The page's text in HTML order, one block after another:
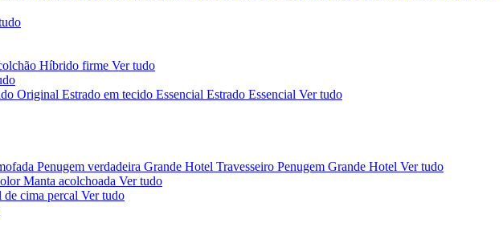
Híbrido firme Ver tudo
Original Estrado em tecido Essencial Estrado Essencial Ver tudo
Penugem verdadeira Grande Hotel Travesseiro Penugem Grande Hotel Ver tudo
Manta acolchoada Ver tudo
de cima percal Ver tudo